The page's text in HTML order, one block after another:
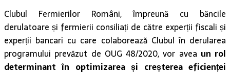
Clubul Fermierilor Români, împreună cu băncile
derulatoare și fermierii consiliați de către experții fiscali și
experții bancari cu care colaborează Clubul în derularea
programului prevăzut de OUG 48/2020, vor avea un rol
determinant în optimizarea și creșterea eficienței